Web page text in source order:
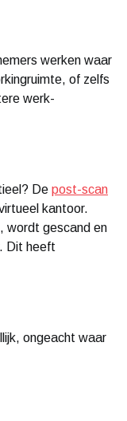
werken waar
of zelfs
werk-
De post-scan
kantoor.
wordt gescand en
Dit heeft
ongeacht waar